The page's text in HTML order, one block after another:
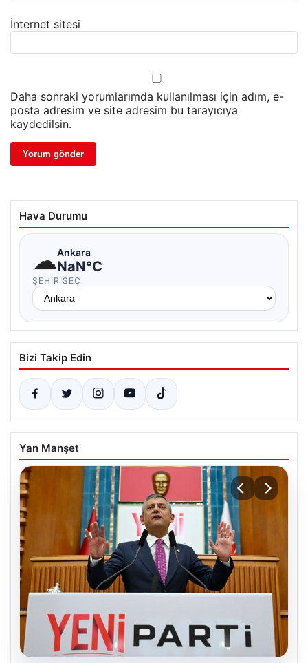
İnternet sitesi
Daha sonraki yorumlarımda kullanılması için adım, e-
posta adresim ve site adresim bu tarayıcıya
kaydedilsin.
Hava Durumu
☁Ankara
NaN°C
ŞEHIR SEÇ
Bizi Takip Edin
Yan Manşet